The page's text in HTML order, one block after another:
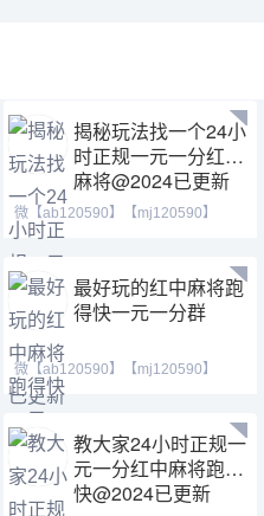
揭秘玩法找一个24小
时正规一元一分红中
麻将@2024已更新
微【ab120590】【mj120590】
【tj525555】一元一分麻将
最好玩的红中麻将跑
得快一元一分群
微【ab120590】【mj120590】
【tj525555】红中换三张缺
教大家24小时正规一
元一分红中麻将跑得
快@2024已更新